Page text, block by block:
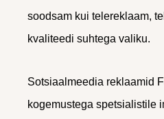
soodsam kui telereklaam,
kvaliteedi suhtega valiku.
Sotsiaalmeedia reklaamid
kogemustega spetsialistile